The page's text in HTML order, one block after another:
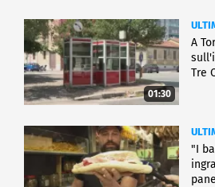
01:30
A
Tre
"I